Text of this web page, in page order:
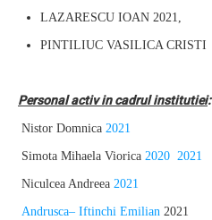
LAZARESCU IOAN 2021,
PINTILIUC VASILICA CRISTI
Personal activ in cadrul institutiei:
Nistor Domnica 2021
Simota Mihaela Viorica 2020 2021
Niculcea Andreea 2021
Andrusca– Iftinchi Emilian 2021